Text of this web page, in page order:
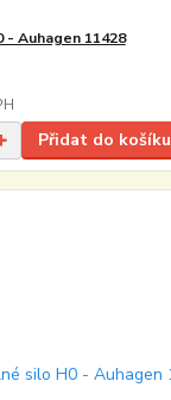
- Auhagen 11428
Přidat do košíku